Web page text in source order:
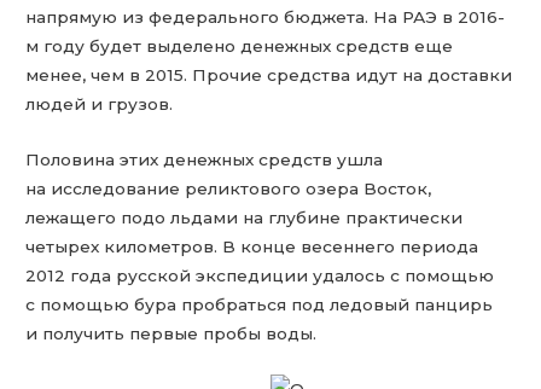
напрямую из федерального бюджета. На РАЭ в 2016-
м году будет выделено денежных средств еще
менее, чем в 2015. Прочие средства идут на доставки
людей и грузов.
Половина этих денежных средств ушла
на исследование реликтового озера Восток,
лежащего подо льдами на глубине практически
четырех километров. В конце весеннего периода
2012 года русской экспедиции удалось с помощью
с помощью бура пробраться под ледовый панцирь
и получить первые пробы воды.